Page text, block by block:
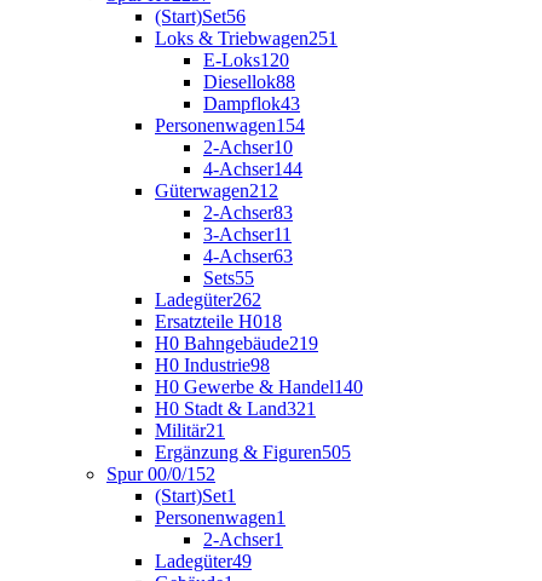
(Start)Set56
Loks & Triebwagen251
E-Loks120
Diesellok88
Dampflok43
Personenwagen154
2-Achser10
4-Achser144
Güterwagen212
2-Achser83
3-Achser11
4-Achser63
Sets55
Ladegüter262
Ersatzteile H018
H0 Bahngebäude219
H0 Industrie98
H0 Gewerbe & Handel140
H0 Stadt & Land321
Militär21
Ergänzung & Figuren505
Spur 00/0/1 52
(Start)Set1
Personenwagen1
2-Achser1
Ladegüter49